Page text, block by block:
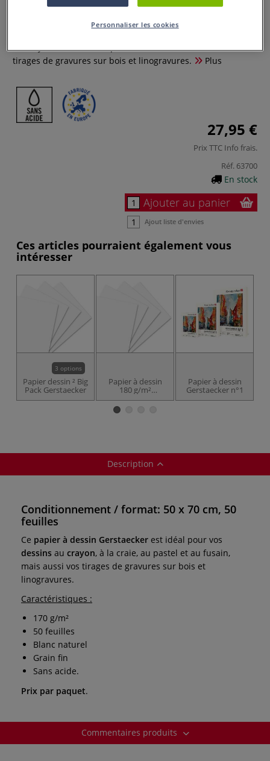
au crayon, à la craie, au pastel et au fusain, mais aussi vos
tirages de gravures sur bois et linogravures.
Plus
27,95 €
Prix TTC Info frais.
Réf. 63700
En stock
Ajouter au panier
Ajout liste d'envies
Ces articles pourraient également vous
intéresser
3 options
Papier dessin ² Big
Pack Gerstaecker
Papier à dessin
180 g/m²
Gerstaecker
Papier à dessin
Gerstaecker n°1
Description
Conditionnement / format: 50 x 70 cm, 50
feuilles
Ce papier à dessin Gerstaecker est idéal pour vos
dessins au crayon, à la craie, au pastel et au fusain,
mais aussi vos tirages de gravures sur bois et
linogravures.
Caractéristiques :
170 g/m²
50 feuilles
Blanc naturel
Grain fin
Sans acide.
Prix par paquet.
Commentaires produits
Personnaliser les cookies